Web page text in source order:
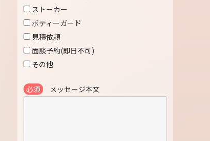
ストーカー
ボティーガード
見積依頼
面談予約(即日不可)
その他
必須 メッセージ本文